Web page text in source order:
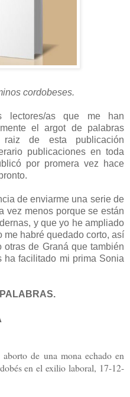
cordobeses.
lectores/as que me han
el argot de palabras
raiz de esta publicación
publicaciones en toda
por promera vez hace
de enviarme una serie de
vez menos porque se están
y que yo he ampliado
me habré quedado corto, así
de Graná que también
facilitado mi prima Sonia
de una mona echado en
en el exilio laboral, 17-12-